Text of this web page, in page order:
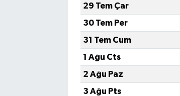
29 Tem Çar
30 Tem Per
31 Tem Cum
1 Ağu Cts
2 Ağu Paz
3 Ağu Pts